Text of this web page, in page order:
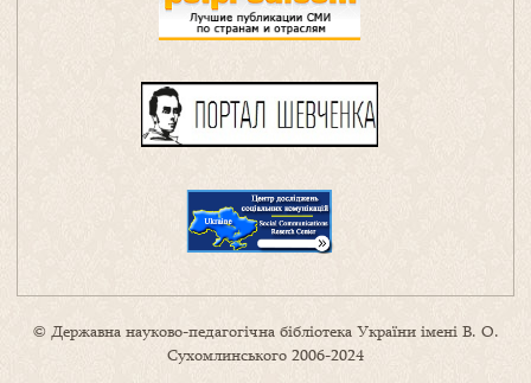
© Державна науково-педагогічна бібліотека України імені В. О.
Сухомлинського 2006-2024